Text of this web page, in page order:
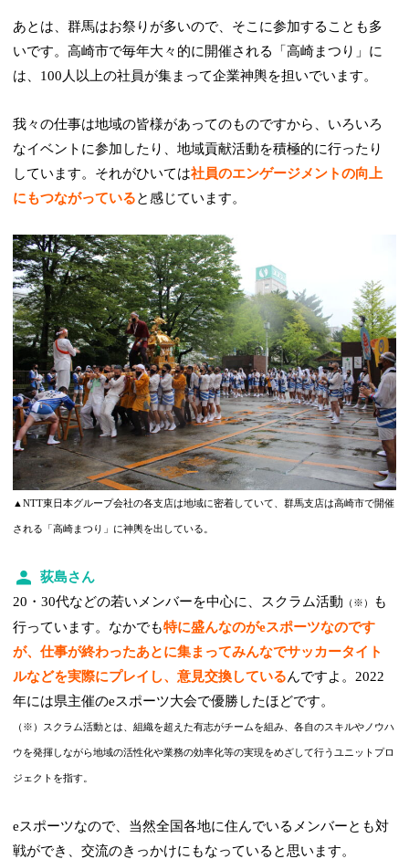
あとは、群馬はお祭りが多いので、そこに参加することも多
いです。高崎市で毎年大々的に開催される「高崎まつり」に
は、100人以上の社員が集まって企業神輿を担いでいます。
我々の仕事は地域の皆様があってのものですから、いろいろ
なイベントに参加したり、地域貢献活動を積極的に行ったり
しています。それがひいては社員のエンゲージメントの向上
にもつながっていると感じています。
▲NTT東日本グループ会社の各支店は地域に密着していて、群馬支店は高崎市で開催
される「高崎まつり」に神輿を出している。
荻島さん
20・30代などの若いメンバーを中心に、スクラム活動 （※）
も
行っています。なかでも特に盛んなのがeスポーツなのです
が、仕事が終わったあとに集まってみんなでサッカータイト
ルなどを実際にプレイし、意見交換しているんですよ。2022
年には県主催のeスポーツ大会で優勝したほどです。
（※）スクラム活動とは、組織を超えた有志がチームを組み、各自のスキルやノウハ
ウを発揮しながら地域の活性化や業務の効率化等の実現をめざして行うユニットプロ
ジェクトを指す。
eスポーツなので、当然全国各地に住んでいるメンバーとも対
戦ができ、交流のきっかけにもなっていると思います。